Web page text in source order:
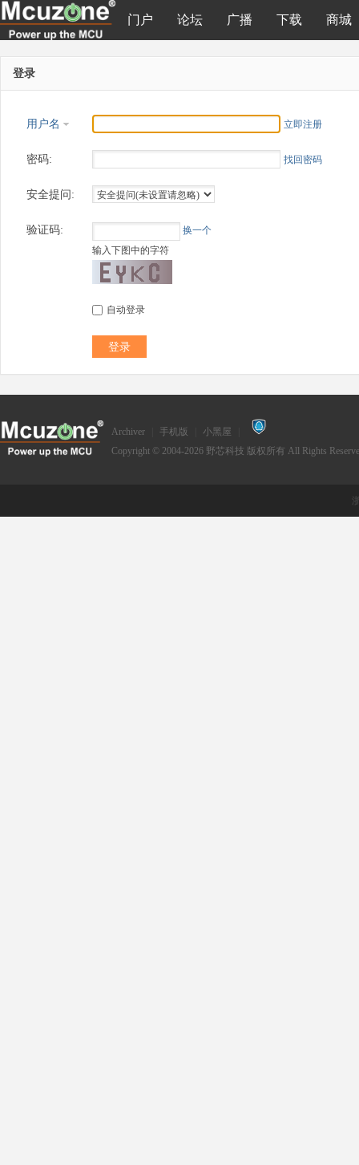
门户 论坛 广播 下载 商城
登录
用户名 立即注册
密码: 找回密码
安全提问:
验证码:
换一个
输入下图中的字符
自动登录
登录
Archiver 手机版 小黑屋
Copyright © 2004-2026 野芯科技 版权所有 All Rights